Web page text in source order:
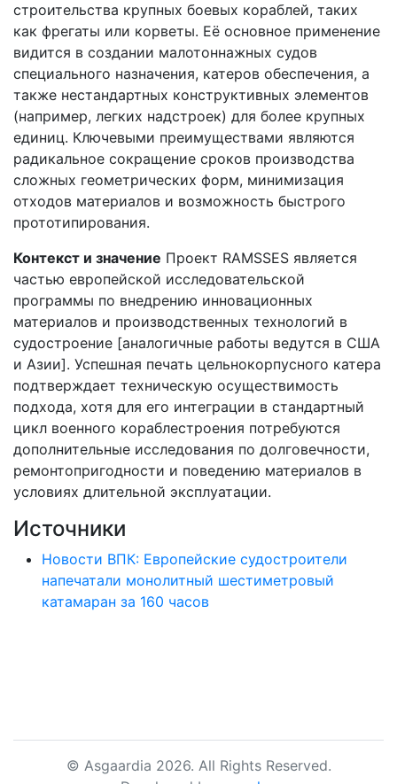
строительства крупных боевых кораблей, таких
как фрегаты или корветы. Её основное применение
видится в создании малотоннажных судов
специального назначения, катеров обеспечения, а
также нестандартных конструктивных элементов
(например, легких надстроек) для более крупных
единиц. Ключевыми преимуществами являются
радикальное сокращение сроков производства
сложных геометрических форм, минимизация
отходов материалов и возможность быстрого
прототипирования.
Контекст и значение Проект RAMSSES является
частью европейской исследовательской
программы по внедрению инновационных
материалов и производственных технологий в
судостроение [аналогичные работы ведутся в США
и Азии]. Успешная печать цельнокорпусного катера
подтверждает техническую осуществимость
подхода, хотя для его интеграции в стандартный
цикл военного кораблестроения потребуются
дополнительные исследования по долговечности,
ремонтопригодности и поведению материалов в
условиях длительной эксплуатации.
Источники
Новости ВПК: Европейские судостроители
напечатали монолитный шестиметровый
катамаран за 160 часов
© Asgaardia 2026. All Rights Reserved.